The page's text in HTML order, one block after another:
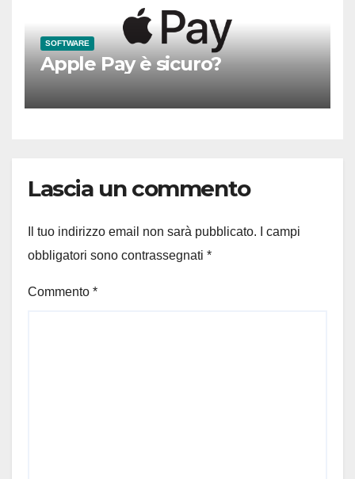
SOFTWARE
Apple Pay è sicuro?
Lascia un commento
Il tuo indirizzo email non sarà pubblicato.
I campi
obbligatori sono contrassegnati *
Commento *